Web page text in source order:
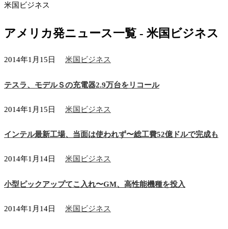
米国ビジネス
アメリカ発ニュース一覧 - 米国ビジネス
2014年1月15日 米国ビジネス
テスラ、モデルＳの充電器2.9万台をリコール
2014年1月15日 米国ビジネス
インテル最新工場、当面は使われず〜総工費52億ドルで完成も
2014年1月14日 米国ビジネス
小型ピックアップてこ入れ〜GM、高性能機種を投入
2014年1月14日 米国ビジネス